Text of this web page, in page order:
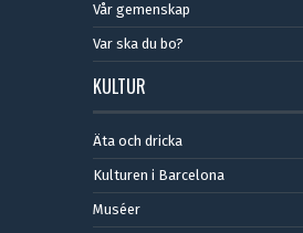
Vår gemenskap
Var ska du bo?
KULTUR
Äta och dricka
Kulturen i Barcelona
Muséer